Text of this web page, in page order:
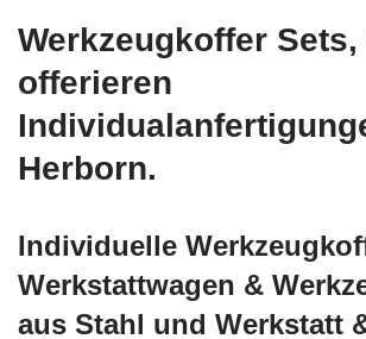
Werkzeugkoffer
offerieren
Herborn.
Individuelle
Werkstattwagen &
aus Stahl und Werkstatt